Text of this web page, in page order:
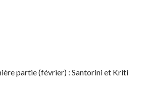
partie (février) : Santorini et Kriti